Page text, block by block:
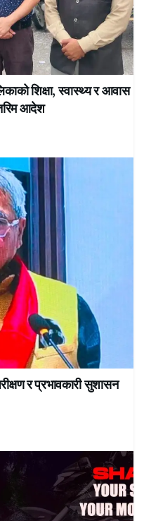
शिक्षा, स्वास्थ्य र आवास
आदेश
र प्रभावकारी सुशासन